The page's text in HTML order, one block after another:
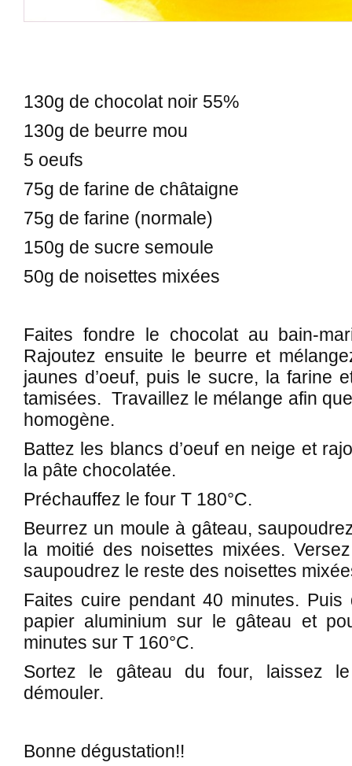
130g de chocolat noir 55%
130g de beurre mou
5 oeufs
75g de farine de châtaigne
75g de farine (normale)
150g de sucre semoule
50g de noisettes mixées
Faites fondre le chocolat au bain-
Rajoutez ensuite le beurre et
jaunes d’oeuf, puis le sucre, la farine
tamisées. Travaillez le mélange afin
homogène.
Battez les blancs d’oeuf en neige et
la pâte chocolatée.
Préchauffez le four T 180°C.
Beurrez un moule à gâteau,
la moitié des noisettes mixées.
saupoudrez le reste des noisettes
Faites cuire pendant 40 minutes.
papier aluminium sur le gâteau et
minutes sur T 160°C.
Sortez le gâteau du four, laissez
démouler.
Bonne dégustation!!